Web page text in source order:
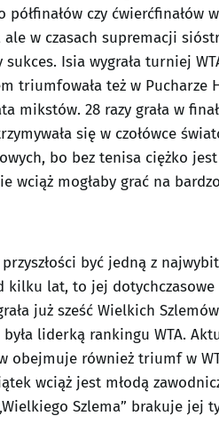
półfinałów czy
w czasach supremacji
Isia wygrała turniej
triumfowała też w
mikstów. 28 razy grała w
się w czołówce
bo bez tenisa ciężko
wciąż mogłaby grać na
być jedną z
kilku lat, to jej dotychczasowe
już sześć Wielkich
była liderką rankingu WTA.
obejmuje również triumf w
wciąż jest młodą
Szlema” brakuje jej